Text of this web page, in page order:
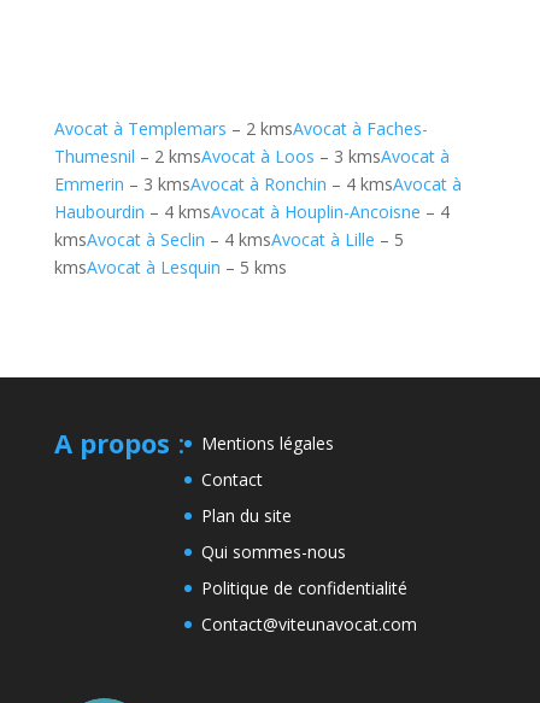
Avocat à Templemars – 2 kmsAvocat à Faches-
Thumesnil – 2 kmsAvocat à Loos – 3 kmsAvocat à
Emmerin – 3 kmsAvocat à Ronchin – 4 kmsAvocat à
Haubourdin – 4 kmsAvocat à Houplin-Ancoisne – 4
kmsAvocat à Seclin – 4 kmsAvocat à Lille – 5
kmsAvocat à Lesquin – 5 kms
A propos :
Mentions légales
Contact
Plan du site
Qui sommes-nous
Politique de confidentialité
Contact@viteunavocat.com